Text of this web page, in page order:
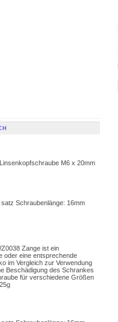
M6 x 20mm
Schraubenlänge: 16mm
Zange ist ein
oder eine entsprechende
im Vergleich zur Verwendung
Beschädigung des Schrankes
für verschiedene Größen